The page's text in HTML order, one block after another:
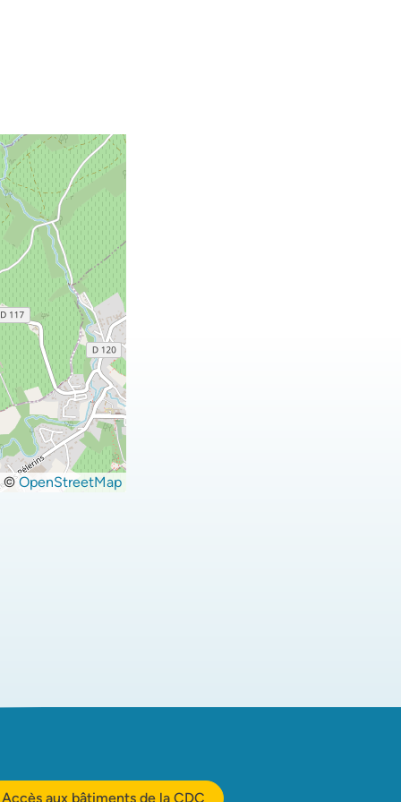
©OpenStreetMap
Accès aux bâtiments de la CDC